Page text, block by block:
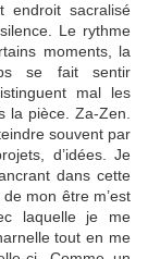
endroit sacralisé
Le rythme
moments, la
se fait sentir
mal les
la pièce. Za-Zen.
souvent par
d’idées. Je
dans cette
de mon être m’est
laquelle je me
tout en me